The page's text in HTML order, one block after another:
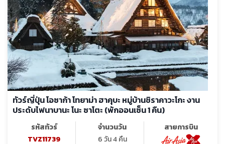
ทัวร์ญี่ปุ่น โอซาก้า โทยาม่า ฮาคุบะ หมู่บ้านชิราคาวะโกะ งาน
ประดับไฟนาบานะ โนะ ซาโตะ (พักออนเซ็น 1 คืน)
รหัสทัวร์
TVZ11739
จำนวนวัน
6 วัน 4 คืน
สายการบิน